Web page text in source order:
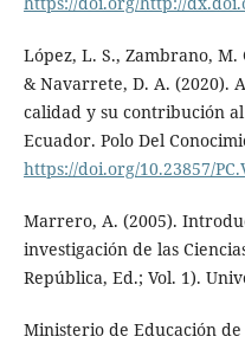
López, L. S., Zambrano,
& Navarrete, D. A. (2020).
calidad y su contribución
Ecuador. Polo Del
https://doi.org/10.23857/
Marrero, A. (2005).
investigación de las
República, Ed.; Vol. 1).
Ministerio de Educación